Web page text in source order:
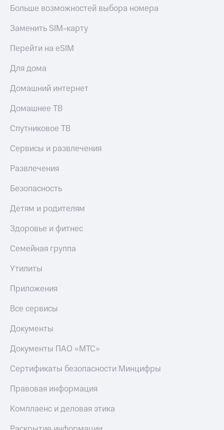
Больше возможностей выбора номера
Заменить SIM-карту
Перейти на eSIM
Для дома
Домашний интернет
Домашнее ТВ
Спутниковое ТВ
Сервисы и развлечения
Развлечения
Безопасность
Детям и родителям
Здоровье и фитнес
Семейная группа
Утилиты
Приложения
Все сервисы
Документы
Документы ПАО «МТС»
Сертификаты безопасности Минцифры
Правовая информация
Комплаенс и деловая этика